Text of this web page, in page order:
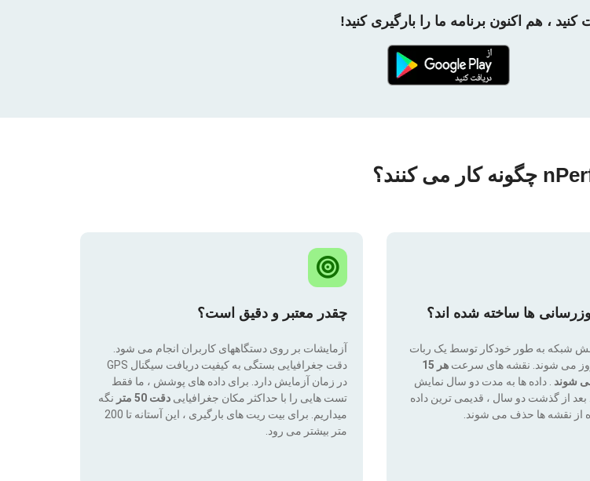
ها ساخته شده اند؟
شبکه به طور خودکار توسط یک ربات
می شوند. نقشه های سرعت
هر 15
شوند
. داده ها به مدت دو سال نمایش
از گذشت دو سال ، قدیمی ترین داده
از نقشه ها حذف می شوند.
چقدر معتبر و دقیق است؟
آزمایشات بر روی دستگاههای کاربران انجام می شود.
دقت جغرافیایی بستگی به کیفیت دریافت سیگنال GPS
در زمان آزمایش دارد. برای داده های پوشش ، ما فقط
تست هایی را با حداکثر مکان جغرافیایی دقت 50 متر
نگه
میداریم. برای بیت ریت های بارگیری ، این آستانه تا 200
متر بیشتر می رود.